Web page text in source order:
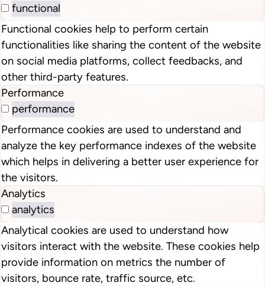
functional
Functional cookies help to perform certain
functionalities like sharing the content of the website
on social media platforms, collect feedbacks, and
other third-party features.
Performance
performance
Performance cookies are used to understand and
analyze the key performance indexes of the website
which helps in delivering a better user experience for
the visitors.
Analytics
analytics
Analytical cookies are used to understand how
visitors interact with the website. These cookies help
provide information on metrics the number of
visitors, bounce rate, traffic source, etc.